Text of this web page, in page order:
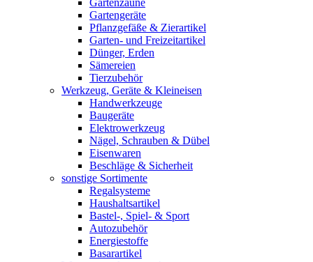
Gartenzäune
Gartengeräte
Pflanzgefäße & Zierartikel
Garten- und Freizeitartikel
Dünger, Erden
Sämereien
Tierzubehör
Werkzeug, Geräte & Kleineisen
Handwerkzeuge
Baugeräte
Elektrowerkzeug
Nägel, Schrauben & Dübel
Eisenwaren
Beschläge & Sicherheit
sonstige Sortimente
Regalsysteme
Haushaltsartikel
Bastel-, Spiel- & Sport
Autozubehör
Energiestoffe
Basarartikel